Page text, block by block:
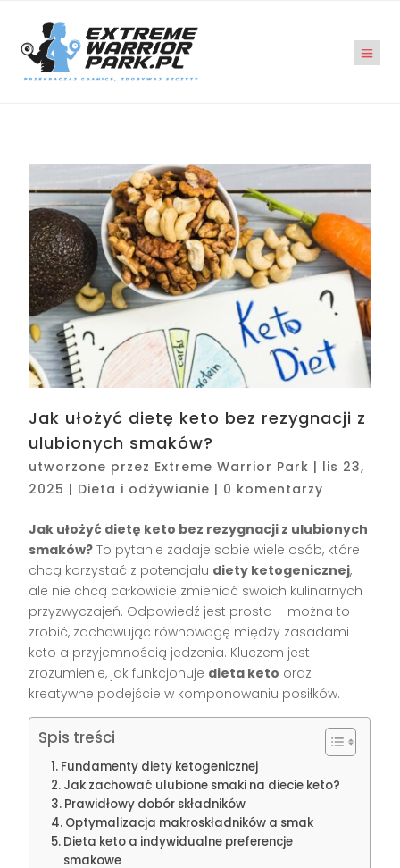
Jak ułożyć dietę keto bez rezygnacji z
ulubionych smaków?
utworzone przez Extreme Warrior Park | lis 23,
2025 | Dieta i odżywianie | 0 komentarzy
Jak ułożyć dietę keto bez rezygnacji z ulubionych
smaków? To pytanie zadaje sobie wiele osób, które
chcą korzystać z potencjału diety ketogenicznej,
ale nie chcą całkowicie zmieniać swoich kulinarnych
przyzwyczajeń. Odpowiedź jest prosta – można to
zrobić, zachowując równowagę między zasadami
keto a przyjemnością jedzenia. Kluczem jest
zrozumienie, jak funkcjonuje dieta keto oraz
kreatywne podejście w komponowaniu posiłków.
Spis treści
Fundamenty diety ketogenicznej
Jak zachować ulubione smaki na diecie keto?
Prawidłowy dobór składników
Optymalizacja makroskładników a smak
Dieta keto a indywidualne preferencje
smakowe